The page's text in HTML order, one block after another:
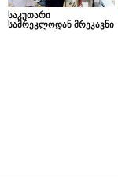
საკუთარი
სამრეკლოდან მრეკავნი